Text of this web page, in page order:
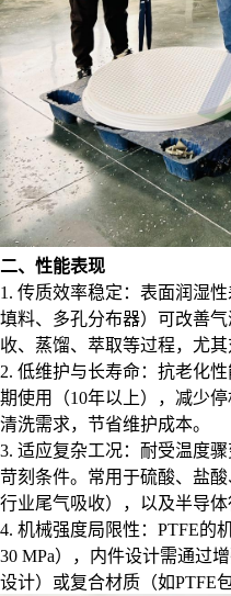
二、性能表现
1. 传质效率稳定：表面润湿
填料、多孔分布器）可改善
收、蒸馏、萃取等过程，尤
2. 低维护与长寿命：抗老化
期使用（10年以上），减少
清洗需求，节省维护成本。
3. 适应复杂工况：耐受温度
苛刻条件。常用于硫酸、盐
行业尾气吸收），以及半导体
4. 机械强度局限性：PTFE的
30 MPa），内件设计需通过
设计）或复合材质（如PTFE